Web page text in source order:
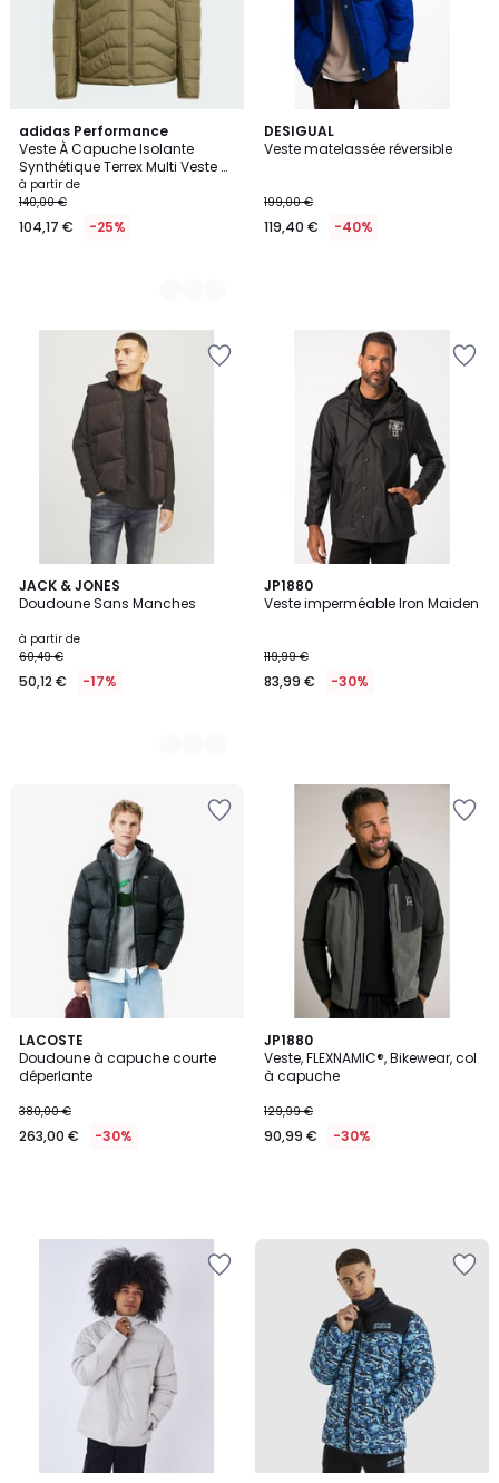
adidas Performance
Veste À Capuche Isolante
Synthétique Terrex Multi Veste À
Capuche Isolante Synthétique
Terrex Multi
à partir de
140,00 €
104,17 € -25%
2
Couleurs
DESIGUAL
Veste matelassée réversible
199,00 €
119,40 € -40%
JACK & JONES
Doudoune Sans Manches
à partir de
60,49 €
50,12 € -17%
2
Couleurs
JP1880
Veste imperméable Iron Maiden
119,99 €
83,99 € -30%
LACOSTE
Doudoune à capuche courte
déperlante
380,00 €
263,00 € -30%
JP1880
Veste, FLEXNAMIC®, Bikewear, col
à capuche
129,99 €
90,99 € -30%